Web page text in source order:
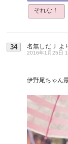
それな！
34 名無しだＪ よ
2016年1月25日
伊野尾ちゃん